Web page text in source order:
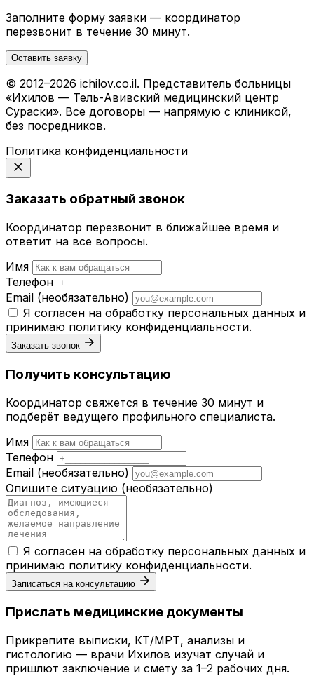
Заполните форму заявки — координатор
перезвонит в течение 30 минут.
Оставить заявку
© 2012–2026 ichilov.co.il. Представитель больницы
«Ихилов — Тель-Авивский медицинский центр
Сураски». Все договоры — напрямую с клиникой,
без посредников.
Политика конфиденциальности
Заказать обратный звонок
Координатор перезвонит в ближайшее время и
ответит на все вопросы.
Имя
Телефон
Email (необязательно)
Я согласен на обработку персональных данных и
принимаю политику конфиденциальности.
Заказать звонок
Получить консультацию
Координатор свяжется в течение 30 минут и
подберёт ведущего профильного специалиста.
Имя
Телефон
Email (необязательно)
Опишите ситуацию (необязательно)
Я согласен на обработку персональных данных и
принимаю политику конфиденциальности.
Записаться на консультацию
Прислать медицинские документы
Прикрепите выписки, КТ/МРТ, анализы и
гистологию — врачи Ихилов изучат случай и
пришлют заключение и смету за 1–2 рабочих дня.